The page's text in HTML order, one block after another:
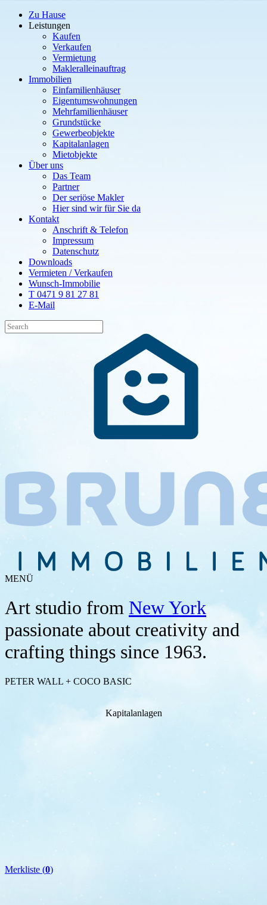
Zu Hause
Leistungen
Kaufen
Verkaufen
Vermietung
Makleralleinauftrag
Immobilien
Einfamilienhäuser
Eigentumswohnungen
Mehrfamilienhäuser
Grundstücke
Gewerbeobjekte
Kapitalanlagen
Mietobjekte
Über uns
Das Team
Partner
Der seriöse Makler
Hier sind wir für Sie da
Kontakt
Anschrift & Telefon
Impressum
Datenschutz
Downloads
Vermieten / Verkaufen
Wunsch-Immobilie
T 0471 9 81 27 81
E-Mail
MENÜ
Art studio from New York
passionate about creativity and
crafting things since 1963.
PETER WALL + COCO BASIC
Kapitalanlagen
Merkliste (0)